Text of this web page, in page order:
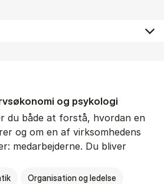
og psy­ko­lo­gi
du både at forstå, hvordan en
og om en af virksomhedens
medarbejderne. Du bliver
Organisation og ledelse